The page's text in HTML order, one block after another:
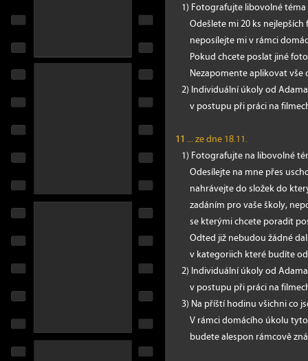
1) Fotografujte libovolné
Odešlete mi 20 ks nejlepších
neposílejte mi v rámci
Pokud chcete poslat jiné
Nezapomente aplikovat vše
2) Individuální úkoly od
v postupu při práci na
11 ... ze dne 18.11.
1) Fotografujte na libovolné
Odesílejte na mne přes
nahrávejte do složek do
zadáním pro vaše školy,
se kterými chcete poradit
Odted již nebudou žádné
v kategoriich které budíte
2) Individuální úkoly od
v postupu při práci na
3) Na příští hodinu všichni co
V rámci domácího úkolu tyto
budete alespon rámcově